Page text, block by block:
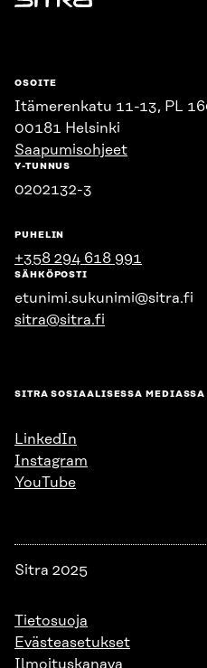
Sitra
OSOITE
Itämerenkatu 11-13, PL
00181 Helsinki
Saapumisohjeet
Y-TUNNUS
0202132-3
PUHELIN
+358 294 618 991
SÄHKÖPOSTI
etunimi.sukunimi@sitra.fi
sitra@sitra.fi
SITRA SOSIAALISESSA MEDIASSA
LinkedIn
Instagram
YouTube
Sitra 2025
Tietosuoja
Evästeasetukset
Ilmoituskanava